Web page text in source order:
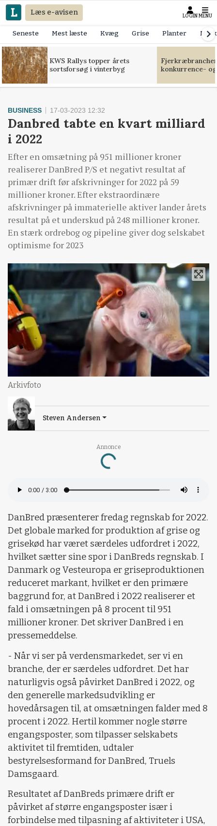
Læs e-avisen LOGIN MENU
Seneste Mest læste Kvæg Grise Planter
KWS Rallys topper årets
sortsforsøg i vinterbyg
konkurrence-
Annonce
Loading...
BUSINESS 17-03-2023 12:32
Danbred tabte en kvart milliard
i 2022
Efter en omsætning på 951 millioner kroner
realiserer DanBred P/S et negativt resultat af
primær drift før afskrivninger for 2022 på 59
millioner kroner. Efter ekstraordinære
afskrivninger på immaterielle aktiver lander årets
resultat på et underskud på 248 millioner kroner.
En stærk ordrebog og pipeline giver dog selskabet
optimisme for 2023
Arkivfoto
Steven Andersen
DanBred præsenterer fredag regnskab for 2022.
Det globale marked for produktion af grise og
grisekød har været særdeles udfordret i 2022,
hvilket sætter sine spor i DanBreds regnskab. I
Danmark og Vesteuropa er griseproduktionen
reduceret markant, hvilket er den primære
baggrund for, at DanBred i 2022 realiserer et
fald i omsætningen på 8 procent til 951
millioner kroner. Det skriver DanBred i en
pressemeddelse.
- Når vi ser på verdensmarkedet, ser vi en
branche, der er særdeles udfordret. Det har
naturligvis også påvirket DanBred i 2022, og
den generelle markedsudvikling er
hovedårsagen til, at omsætningen falder med 8
procent i 2022. Hertil kommer nogle større
engangsposter, som tilpasser selskabets
aktivitet til fremtiden, udtaler
bestyrelsesformand for DanBred, Truels
Damsgaard.
Resultatet af DanBreds primære drift er
påvirket af større engangsposter især i
forbindelse med tilpasning af aktiviteter i USA,